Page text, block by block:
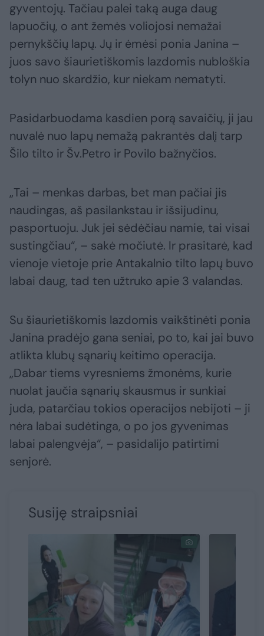
gyventojų. Tačiau palei taką auga daug
lapuočių, o ant žemės voliojosi nemažai
pernykščių lapų. Jų ir ėmėsi ponia Janina –
juos savo šiaurietiškomis lazdomis nubloškia
tolyn nuo skardžio, kur niekam nematyti.
Pasidarbuodama kasdien porą savaičių, ji jau
nuvalė nuo lapų nemažą pakrantės dalį tarp
Šilo tilto ir Šv.Petro ir Povilo bažnyčios.
„Tai – menkas darbas, bet man pačiai jis
naudingas, aš pasilankstau ir išsijudinu,
pasportuoju. Juk jei sėdėčiau namie, tai visai
sustingčiau“, – sakė močiutė. Ir prasitarė, kad
vienoje vietoje prie Antakalnio tilto lapų buvo
labai daug, tad ten užtruko apie 3 valandas.
Su šiaurietiškomis lazdomis vaikštinėti ponia
Janina pradėjo gana seniai, po to, kai jai buvo
atlikta klubų sąnarių keitimo operacija.
„Dabar tiems vyresniems žmonėms, kurie
nuolat jaučia sąnarių skausmus ir sunkiai
juda, patarčiau tokios operacijos nebijoti – ji
nėra labai sudėtinga, o po jos gyvenimas
labai palengvėja“, – pasidalijo patirtimi
senjorė.
Susiję straipsniai